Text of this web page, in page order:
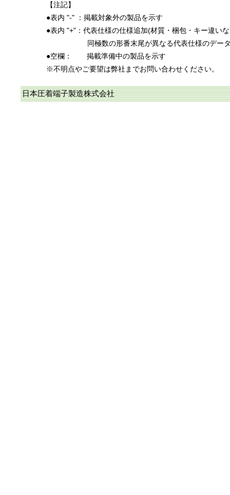
【注記】
●表内 "-" ：掲載対象外の製品を示す
●表内 "+"：代表仕様の仕様追加(材質・梱包・キー違い
同極数の形番末尾が異なる代表仕様のデー
●空欄：
掲載準備中の製品を示す
※不明点やご要望は弊社までお問い合わせください。
日本圧着端子製造株式会社